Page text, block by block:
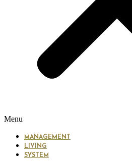
Menu
MANAGEMENT
LIVING
SYSTEM